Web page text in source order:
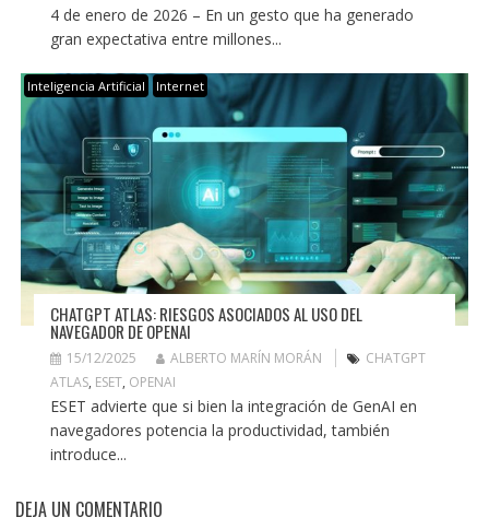
4 de enero de 2026 – En un gesto que ha generado
gran expectativa entre millones...
Inteligencia Artificial Internet
CHATGPT ATLAS: RIESGOS ASOCIADOS AL USO DEL
NAVEGADOR DE OPENAI
15/12/2025 ALBERTO MARÍN MORÁN
CHATGPT
ATLAS, ESET, OPENAI
ESET advierte que si bien la integración de GenAI en
navegadores potencia la productividad, también
introduce...
DEJA UN COMENTARIO